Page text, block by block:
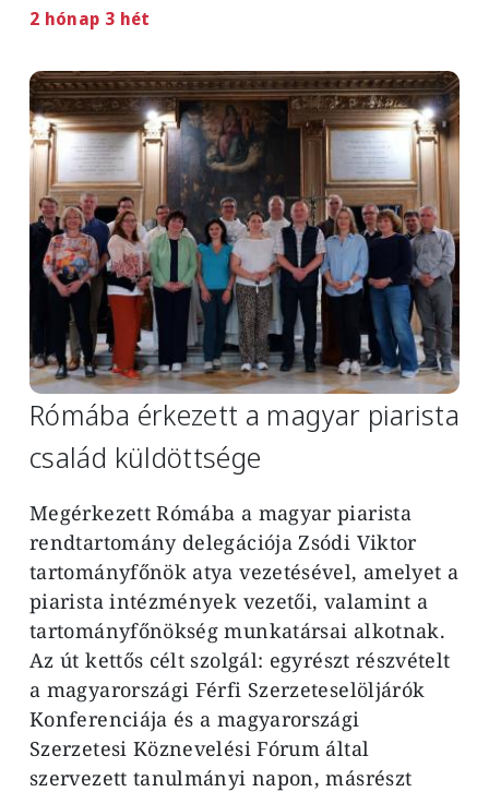
2 hónap 3 hét
Image
Rómába érkezett a magyar piarista
család küldöttsége
Megérkezett Rómába a magyar piarista
rendtartomány delegációja Zsódi Viktor
tartományfőnök atya vezetésével, amelyet a
piarista intézmények vezetői, valamint a
tartományfőnökség munkatársai alkotnak.
Az út kettős célt szolgál: egyrészt részvételt
a magyarországi Férfi Szerzeteselöljárók
Konferenciája és a magyarországi
Szerzetesi Köznevelési Fórum által
szervezett tanulmányi napon, másrészt